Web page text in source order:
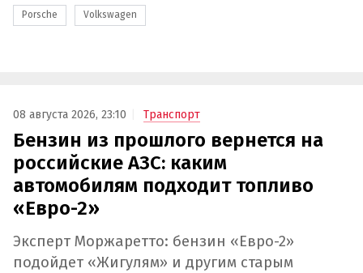
Porsche Volkswagen
08 августа 2026, 23:10 Транспорт
Бензин из прошлого вернется на
российские АЗС: каким
автомобилям подходит топливо
«Евро-2»
Эксперт Моржаретто: бензин «Евро-2»
подойдет «Жигулям» и другим старым